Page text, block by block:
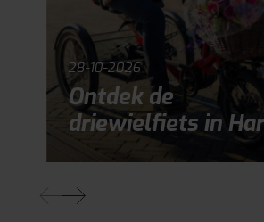
28-10-2026
Ontdek de
driewielfiets in